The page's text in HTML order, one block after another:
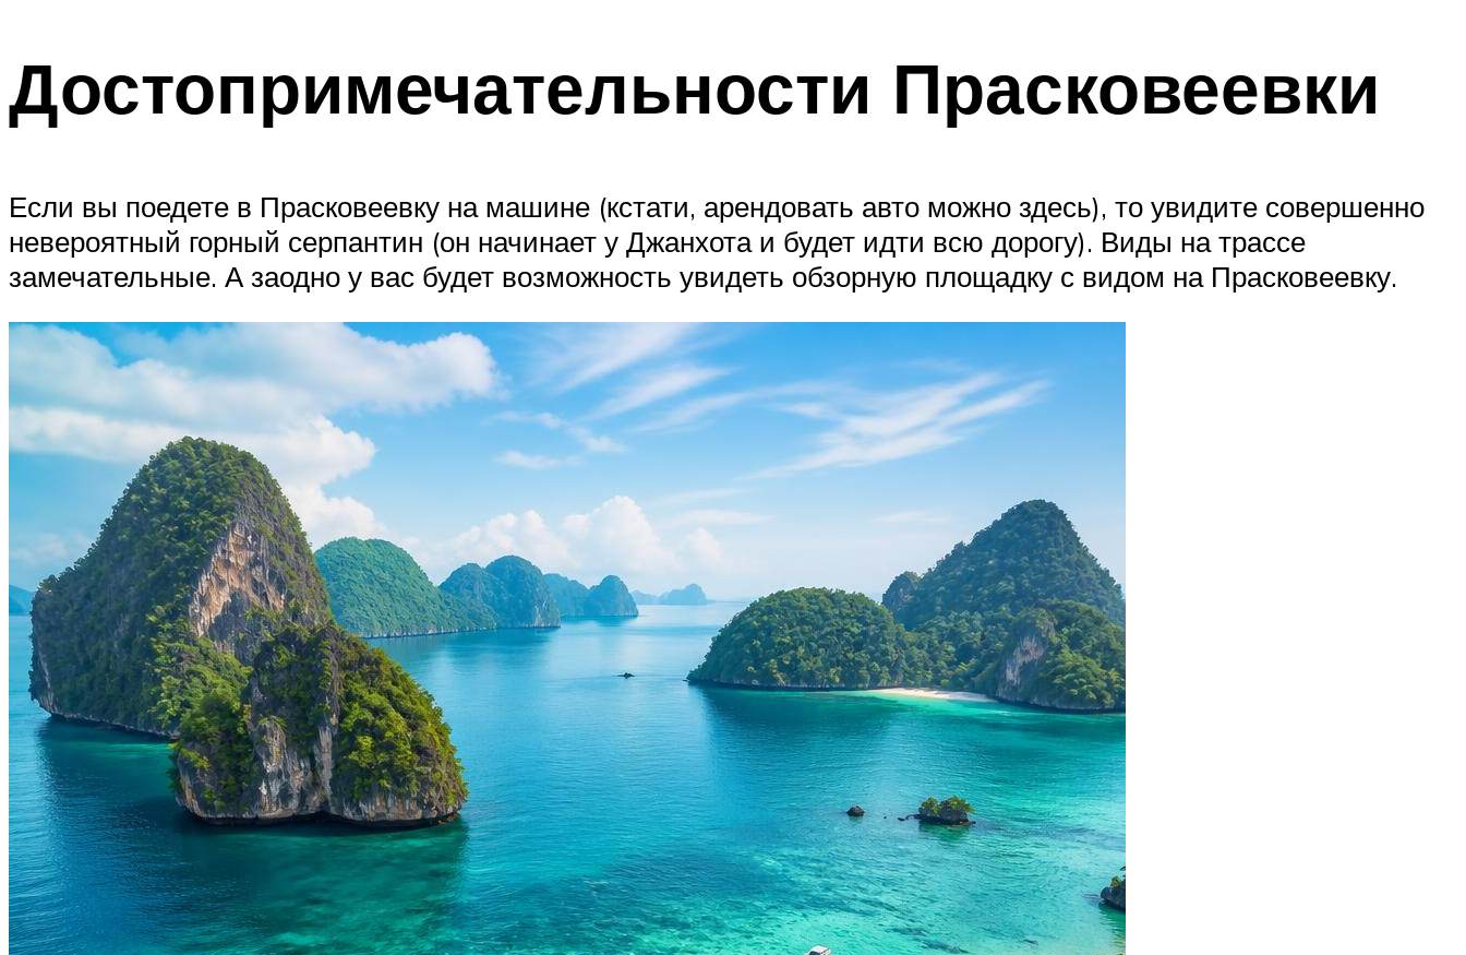
Достопримечательности Прасковеевки
Если вы поедете в Прасковеевку на машине (кстати, арендовать авто можно здесь), то увидите совершенно
невероятный горный серпантин (он начинает у Джанхота и будет идти всю дорогу). Виды на трассе
замечательные. А заодно у вас будет возможность увидеть обзорную площадку с видом на Прасковеевку.